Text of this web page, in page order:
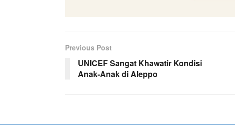
Previous Post
UNICEF Sangat Khawatir Kondisi
Anak-Anak di Aleppo